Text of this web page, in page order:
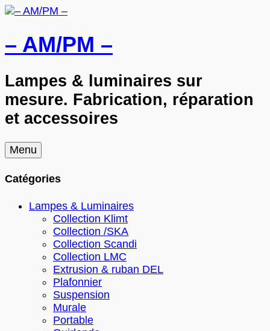
– AM/PM –
Lampes & luminaires sur
mesure. Fabrication, réparation
et accessoires
Menu Skip
to
Catégories
Lampes & Luminaires
Collection Klimt
Collection /SKA
Collection Scandi
Collection LMC
Extrusion & ruban DEL
Plafonnier
Suspension
Murale
Portable